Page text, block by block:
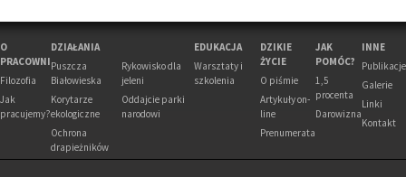
O
PRACOWNI
Filozofia
Jak
pracujemy?
DZIAŁANIA
Puszcza
Białowieska
Korytarze
ekologiczne
Ochrona
drapieżników
Rykowisko dla
jeleni
Oddajcie parki
narodowi
EDUKACJA
Warsztaty i
szkolenia
DZIKIE
ŻYCIE
O piśmie
Artykuły on-
line
Prenumerata
JAK
POMÓC?
1,5
procenta
Darowizna
INNE
Publikacje
Galerie
Linki
Kontakt